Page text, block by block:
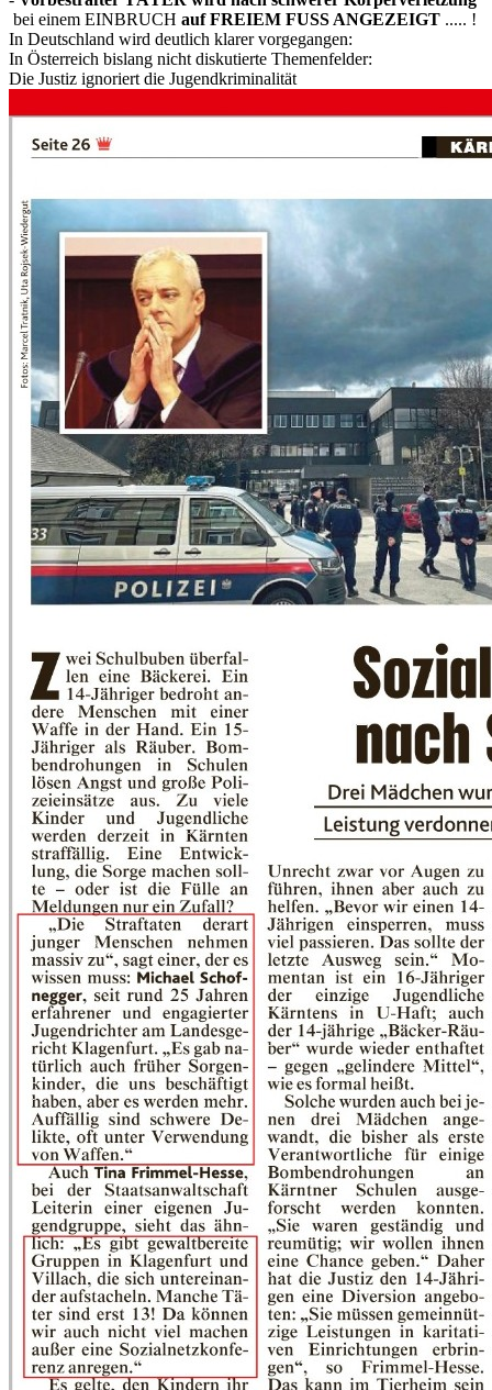
bei einem EINBRUCH auf FREIEM FUSS ANGEZEIGT ..... !
In Deutschland wird deutlich klarer vorgegangen:
In Österreich bislang nicht diskutierte Themenfelder:
Die Justiz ignoriert die Jugendkriminalität